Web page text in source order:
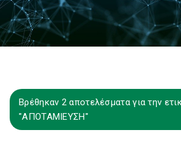
Βρέθηκαν 2 αποτελέσματα για την
"ΑΠΟΤΑΜΙΕΥΣΗ"